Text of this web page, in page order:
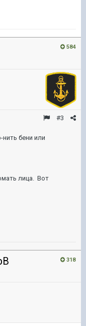
584
#3
бени или
лица. Вот
318